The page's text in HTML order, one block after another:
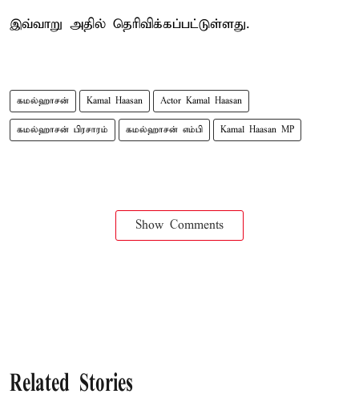
இவ்வாறு அதில் தெரிவிக்கப்பட்டுள்ளது.
கமல்ஹாசன் Kamal Haasan Actor Kamal Haasan
கமல்ஹாசன் பிரசாரம் கமல்ஹாசன் எம்பி Kamal Haasan MP
Show Comments
Related Stories